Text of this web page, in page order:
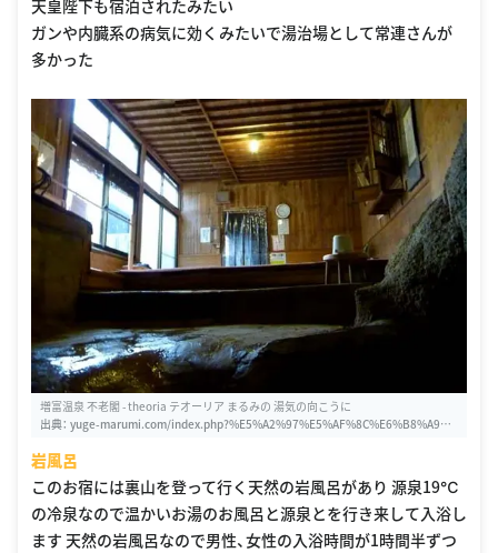
天皇陛下も宿泊されたみたい
ガンや内臓系の病気に効くみたいで湯治場として常連さんが
多かった
増富温泉 不老閣 - theoria テオーリア まるみの 湯気の向こうに
出典： yuge-marumi.com/index.php?%E5%A2%97%E5%AF%8C%E6%B8%A9%E
岩風呂
このお宿には裏山を登って行く天然の岩風呂があり 源泉19℃
の冷泉なので温かいお湯のお風呂と源泉とを行き来して入浴し
ます 天然の岩風呂なので男性、女性の入浴時間が1時間半ずつ